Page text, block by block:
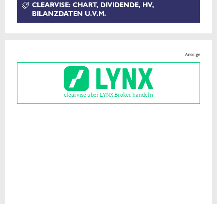
CLEARVISE: CHART, DIVIDENDE, HV,
BILANZDATEN U.V.M.
Anzeige
clearvise über LYNX Broker handeln